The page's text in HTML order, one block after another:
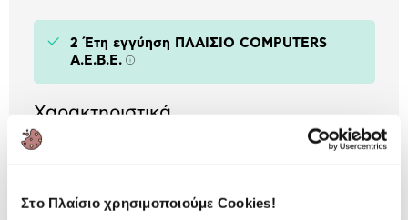
Στο Πλαίσιο χρησιμοποιούμε Cookies!
2 Έτη εγγύηση ΠΛΑΙΣΙΟ COMPUTERS
A.E.B.E. Πληροφορίες
Χαρακτηριστικά
Smart Lighting